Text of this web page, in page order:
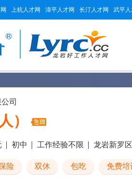
上杭人才网 漳平人才网 长汀人才网 武平
司
）
初中 工作经验不限 龙岩新罗区
险 双休 包吃 免费培